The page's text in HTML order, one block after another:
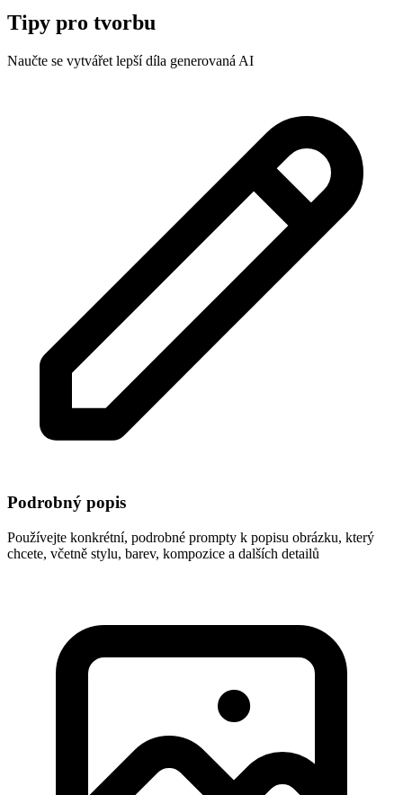
Tipy pro tvorbu
Naučte se vytvářet lepší díla generovaná AI
Podrobný popis
Používejte konkrétní, podrobné prompty k popisu obrázku, který
chcete, včetně stylu, barev, kompozice a dalších detailů